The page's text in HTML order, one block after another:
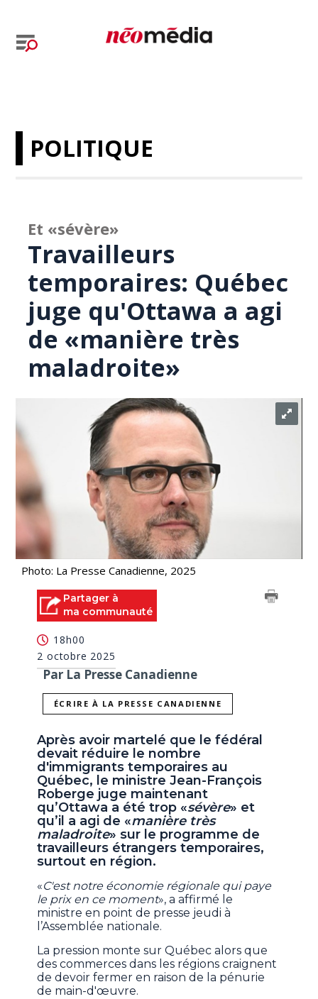
POLITIQUE
Et «sévère»
Travailleurs
temporaires: Québec
juge qu'Ottawa a agi
de «manière très
maladroite»
Photo: La Presse Canadienne, 2025
Partager à
ma communauté
18h00
2 octobre 2025
Par La Presse Canadienne
ÉCRIRE À LA PRESSE CANADIENNE
Après avoir martelé que le fédéral
devait réduire le nombre
d'immigrants temporaires au
Québec, le ministre Jean-François
Roberge juge maintenant
qu’Ottawa a été trop «sévère» et
qu’il a agi de «manière très
maladroite» sur le programme de
travailleurs étrangers temporaires,
surtout en région.
«C'est notre économie régionale qui paye
le prix en ce moment», a affirmé le
ministre en point de presse jeudi à
l’Assemblée nationale.
La pression monte sur Québec alors que
des commerces dans les régions craignent
de devoir fermer en raison de la pénurie
de main-d'œuvre.